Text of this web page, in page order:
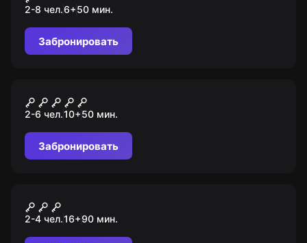
2-8 чел.6+50 мин.
Забронировать
Time Travel Paradox
2-6 чел.10+50 мин.
Забронировать
Эпизод 1. СИЗО
2-4 чел.16+90 мин.